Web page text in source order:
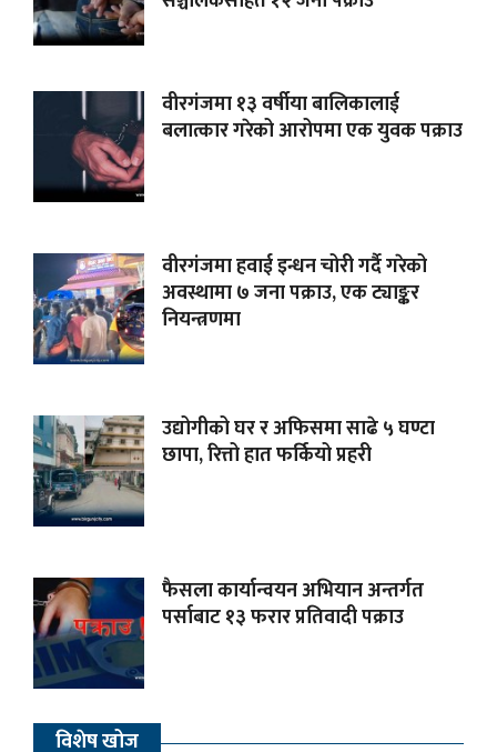
वीरगंजमा १३ वर्षीया बालिकालाई
बलात्कार गरेको आरोपमा एक युवक पक्राउ
वीरगंजमा हवाई इन्धन चोरी गर्दै गरेको
अवस्थामा ७ जना पक्राउ, एक ट्याङ्कर
नियन्त्रणमा
उद्योगीको घर र अफिसमा साढे ५ घण्टा
छापा, रित्तो हात फर्कियो प्रहरी
फैसला कार्यान्वयन अभियान अन्तर्गत
पर्साबाट १३ फरार प्रतिवादी पक्राउ
विशेष खोज